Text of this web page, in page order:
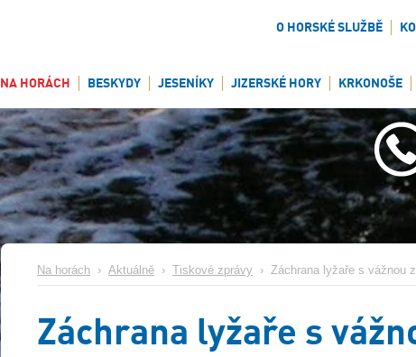
O HORSKÉ SLUŽBĚ
NA HORÁCH BESKYDY JESENÍKY JIZERSKÉ HORY KRKONOŠE
Na horách › Aktuálně › Tiskové zprávy › Záchrana lyžaře s vážnou
Záchrana lyžaře s